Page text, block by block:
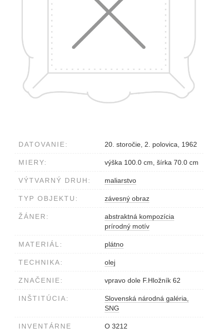
DATOVANIE: 20. storočie, 2. polovica, 1962
MIERY: výška 100.0 cm, šírka 70.0 cm
VÝTVARNÝ DRUH: maliarstvo
TYP OBJEKTU: závesný obraz
ŽÁNER:
abstraktná kompozícia
prírodný motív
MATERIÁL: plátno
TECHNIKA: olej
ZNAČENIE: vpravo dole F.Hložník 62
INŠTITÚCIA:
Slovenská národná galéria,
SNG
INVENTÁRNE
O 3212